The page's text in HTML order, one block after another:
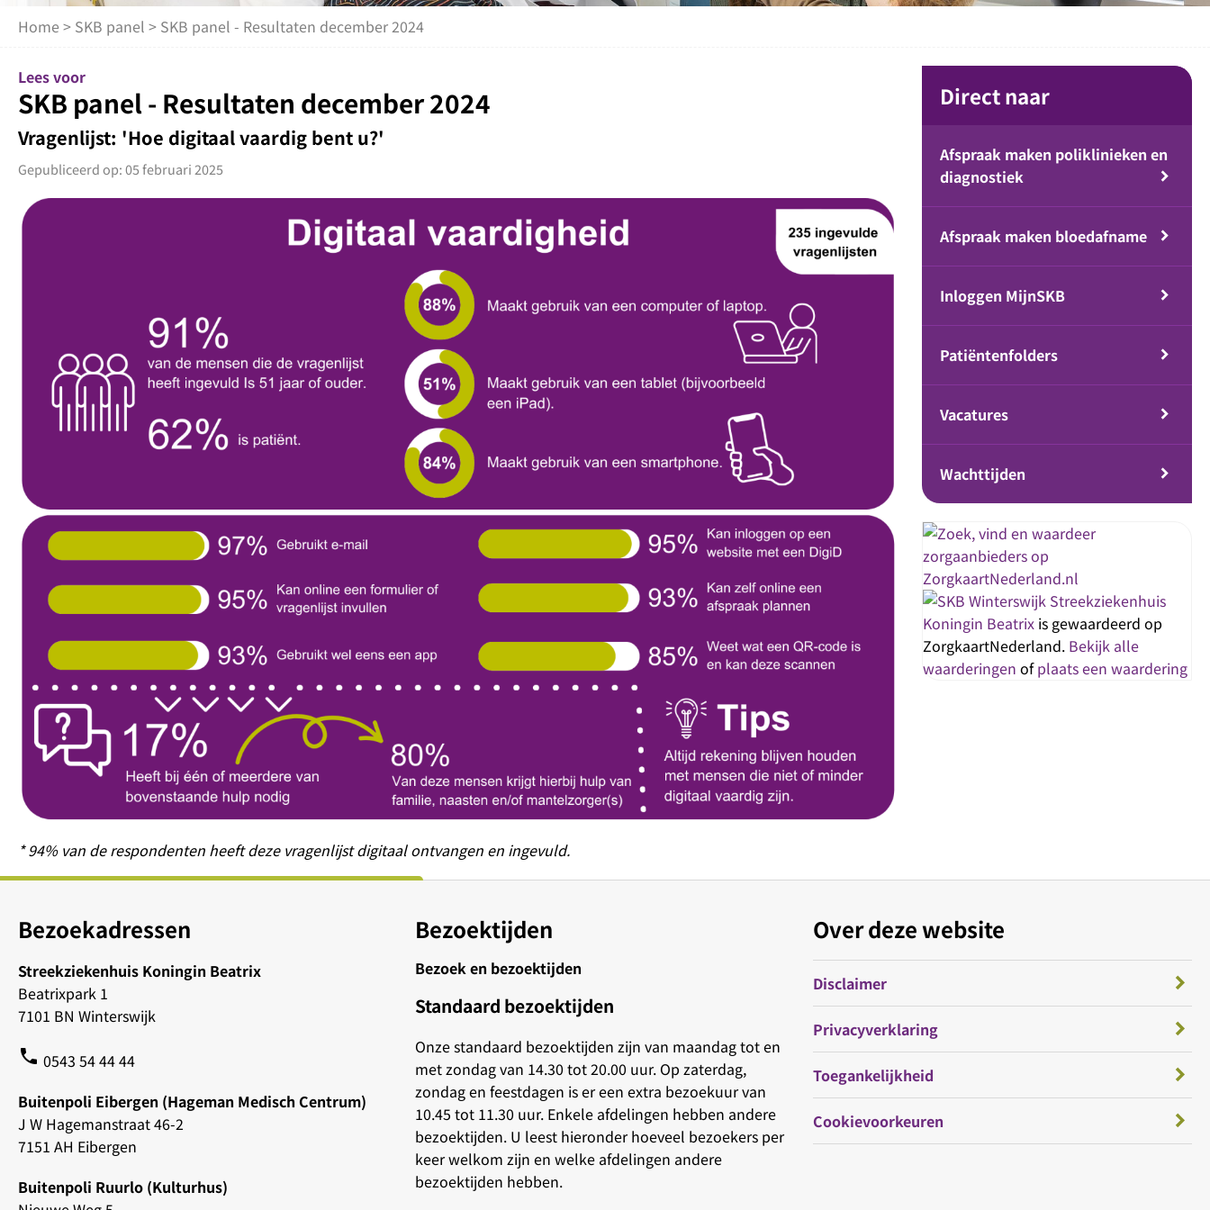
Home > SKB panel > SKB panel - Resultaten december 2024
Lees voor
SKB panel - Resultaten december 2024
Vragenlijst: 'Hoe digitaal vaardig bent u?'
Gepubliceerd op: 05 februari 2025
* 94% van de respondenten heeft deze vragenlijst digitaal ontvangen en ingevuld.
Direct naar
Afspraak maken poliklinieken en
diagnostiek
Afspraak maken bloedafname
Inloggen MijnSKB
Patiëntenfolders
Vacatures
Wachttijden
Streekziekenhuis
Koningin Beatrix is gewaardeerd op
ZorgkaartNederland. Bekijk alle
waarderingen ofplaats een waardering
Bezoekadressen
Streekziekenhuis Koningin Beatrix
Beatrixpark 1
7101 BN Winterswijk
phone 0543 54 44 44
Buitenpoli Eibergen (Hageman Medisch Centrum)
J W Hagemanstraat 46-2
7151 AH Eibergen
Buitenpoli Ruurlo (Kulturhus)
Bezoektijden
Bezoek en bezoektijden
Standaard bezoektijden
Onze standaard bezoektijden zijn van maandag tot en
met zondag van 14.30 tot 20.00 uur. Op zaterdag,
zondag en feestdagen is er een extra bezoekuur van
10.45 tot 11.30 uur. Enkele afdelingen hebben andere
bezoektijden. U leest hieronder hoeveel bezoekers per
keer welkom zijn en welke afdelingen andere
bezoektijden hebben.
Over deze website
Disclaimer
Privacyverklaring
Toegankelijkheid
Cookievoorkeuren